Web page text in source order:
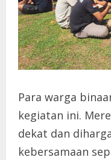
Para warga
kegiatan ini.
dekat dan
kebersamaan